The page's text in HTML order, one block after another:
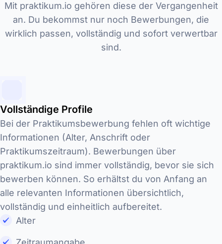
Mit praktikum.io gehören diese der Vergangenheit
an. Du bekommst nur noch Bewerbungen, die
wirklich passen, vollständig und sofort verwertbar
sind.
Vollständige Profile
Bei der Praktikumsbewerbung fehlen oft wichtige
Informationen (Alter, Anschrift oder
Praktikumszeitraum). Bewerbungen über
praktikum.io sind immer vollständig, bevor sie sich
bewerben können. So erhältst du von Anfang an
alle relevanten Informationen übersichtlich,
vollständig und einheitlich aufbereitet.
Alter